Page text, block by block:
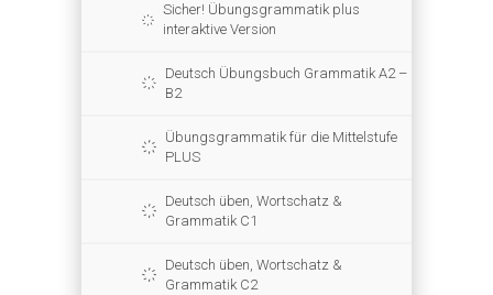
Sicher! Übungsgrammatik plus
interaktive Version
Deutsch Übungsbuch Grammatik A2 –
B2
Übungsgrammatik für die Mittelstufe
PLUS
Deutsch üben, Wortschatz &
Grammatik C1
Deutsch üben, Wortschatz &
Grammatik C2